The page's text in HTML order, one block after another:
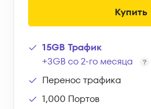
Купить
15GB Трафик
+3GB со 2-го месяца
Перенос трафика
1,000 Портов